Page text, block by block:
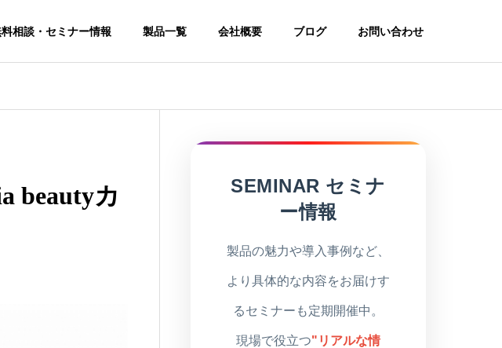
相談・セミナー情報 製品一覧 会社概要 ブログ お問い合わせ
beautyカ
SEMINAR セミナ
ー情報
製品の魅力や導入事例など、
より具体的な内容をお届けす
るセミナーも定期開催中。
現場で役立つ"リアルな情